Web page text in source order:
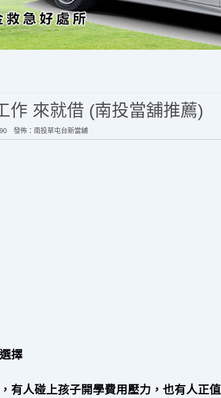
作 來就借 (南投當舖推薦)
發佈： 南投草屯台新當舖
擇
有人碰上孩子開學費用壓力，也有人正